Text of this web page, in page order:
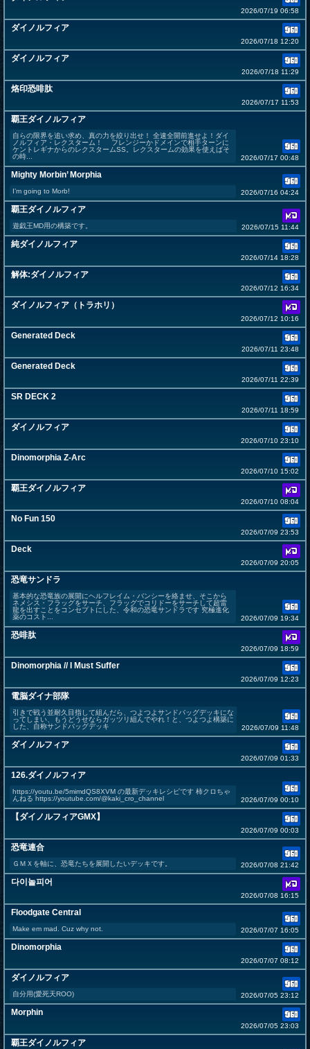
2026/07/19 06:58
ダイノルフィア
2026/07/18 12:20
ダイノルフィア
2026/07/18 11:29
烙印恐啡肽
2026/07/17 11:53
覇王ダイノルフィア
自らの限界を追い求め、真の力を絞り出せ！ 全速全開前進せよ！ダイ
ノルフィア・レクスターム！ フレンジーかドメインで相手ターンに
ケントレギナからのレクスタームSS。レクスタームの効果を使えばそ
の時...
2026/07/17 00:48
Mighty Morbin’ Morphia
I’m going to Morb! 2026/07/16 04:24
覇王ダイノルフィア
遊戯王MD用の構築です。 2026/07/15 11:44
純ダイノルフィア
2026/07/14 18:28
解体:ダイノルフィア
2026/07/12 16:34
ダイノルフィア（トラホリ）
2026/07/12 10:16
Generated Deck
2026/07/11 23:48
Generated Deck
2026/07/11 22:39
SR DECK 2
2026/07/11 18:59
ダイノルフィア
2026/07/10 23:10
Dinomorphia Z-Arc
2026/07/10 15:02
覇王ダイノルフィア
2026/07/10 08:04
No Fun 150
2026/07/09 23:53
Deck
2026/07/09 20:05
恐竜サンドラ
基本的な恐竜族の展開にヘルフレイム・バンシーを絡ませ、そこから
ネメシス・フラッグをサーチ、フラッグでコリドーをサーチして超雷
龍を出すことをコンセプトにした、令和の恐竜サンドラです 究極進化
薬のコスト...
2026/07/09 19:34
恐啡肽
2026/07/09 18:59
Dinomorphia // I Must Suffer
2026/07/09 12:23
電脳ダイナ部隊
引きで戦う並耐久目指して組んだら、つよつよサンドバッグデッキにな
ってしまい、もうどうせならガッツリ組んでやれ！と、つよつよ構築に
した、自称サンドバッグデッキ
2026/07/09 11:48
ダイノルフィア
2026/07/09 01:33
126.ダイノルフィア
https://youtu.be/5mimdQS8XVM の最新デッキレシピです 柿クロちゃ
んねる https://youtube.com/@kaki_cro_channel
2026/07/09 00:10
【ダイノルフィアGMX】
2026/07/09 00:03
恐竜連合
ＧＭＸを軸に、恐竜たちを展開したいデッキです。 2026/07/08 21:42
다이놀피어
2026/07/08 16:15
Floodgate Central
Make em mad. Cuz why not. 2026/07/07 16:05
Dinomorphia
2026/07/07 08:12
ダイノルフィア
自分用(愛死天ROO) 2026/07/05 23:12
Morphin
2026/07/05 23:03
覇王ダイノルフィア